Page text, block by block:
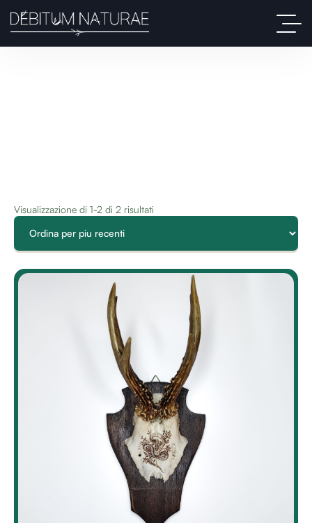
Visualizzazione di 1-2 di 2 risultati